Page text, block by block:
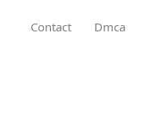
Contact Dmca